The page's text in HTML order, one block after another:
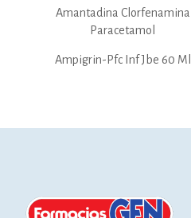
Amantadina Clorfenamina
Paracetamol
Ampigrin-Pfc Inf Jbe 60 Ml